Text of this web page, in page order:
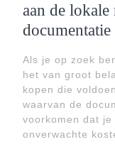
aan de
Als je op zoek
het van groot
kopen die
waarvan de
voorkomen dat
onverwachte